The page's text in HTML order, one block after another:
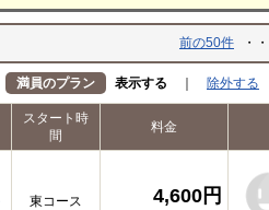
前の50件 ・
満員のプラン 表示する 除外する
スタート時
間
料金
東コース
4,600円